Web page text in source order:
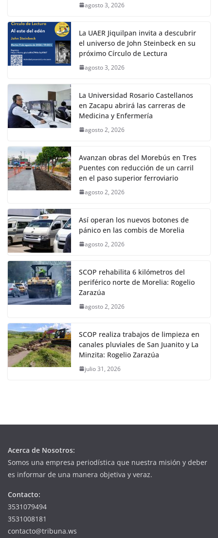
agosto 3, 2026
La UAER Jiquilpan invita a descubrir
el universo de John Steinbeck en su
próximo Círculo de Lectura
agosto 3, 2026
La Universidad Rosario Castellanos
en Zacapu abrirá las carreras de
Medicina y Enfermería
agosto 2, 2026
Avanzan obras del Morebús en Tres
Puentes con reducción de un carril
en el paso superior ferroviario
agosto 2, 2026
Así operan los nuevos botones de
pánico en las combis de Morelia
agosto 2, 2026
SCOP rehabilita 6 kilómetros del
periférico norte de Morelia: Rogelio
Zarazúa
agosto 2, 2026
SCOP realiza trabajos de limpieza en
canales pluviales de San Juanito y La
Minzita: Rogelio Zarazúa
julio 31, 2026
Acerca de Nosotros:
Somos una empresa periodística que nuestra misión y deber
es informar de una manera objetiva y veraz.
Contacto:
3531079494
3531008181
contacto@tribuna.ws